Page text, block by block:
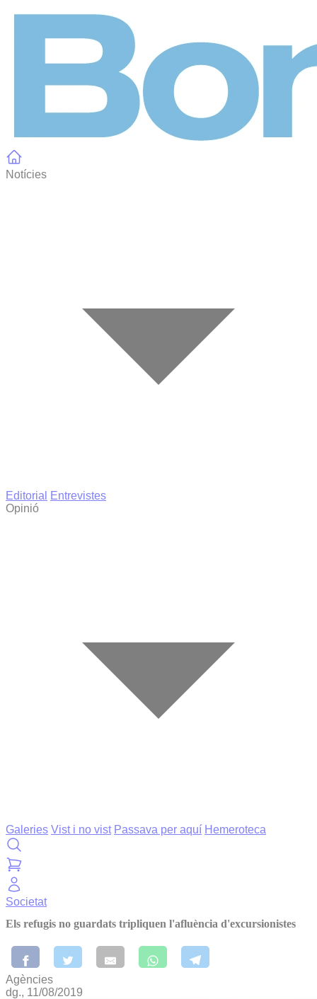
Notícies
Editorial
Entrevistes
Opinió
Galeries Vist i no vist Passava per aquí Hemeroteca
Societat
Els refugis no guardats tripliquen l'afluència d'excursionistes
Agències
dg., 11/08/2019